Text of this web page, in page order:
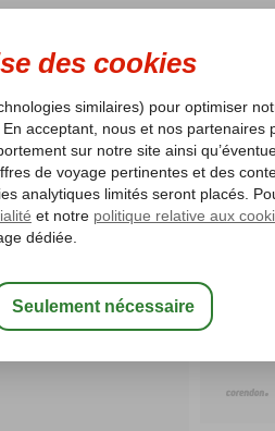
LAST MINUTES SOLEIL
Garantie du prix le plus bas*